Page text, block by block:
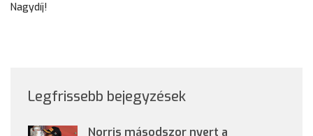
Nagydíj!
Legfrissebb bejegyzések
Norris másodszor nyert a